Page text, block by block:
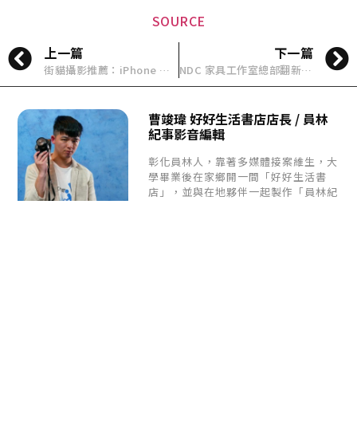
SOURCE
上一篇
街貓攝影推薦：iPhone 拍下德黑蘭街頭最柔軟的靈魂
下一篇
NDC 家具工作室總部翻新落成：Range Design 用磚建構芝加哥的新日常風景
曹竣瑋 好好生活書店店長 / 員林
紀事影音編輯
彰化員林人，靠著多媒體接案維生，大
學畢業後在家鄉開一間「好好生活書
店」，並與在地夥伴一起製作「員林紀